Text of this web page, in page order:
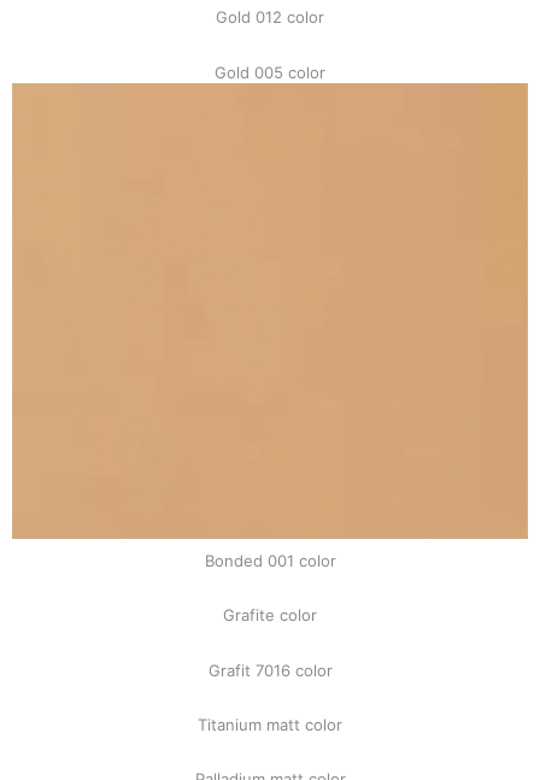
Gold 012 color
Gold 005 color
Bonded 001 color
Grafite color
Grafit 7016 color
Titanium matt color